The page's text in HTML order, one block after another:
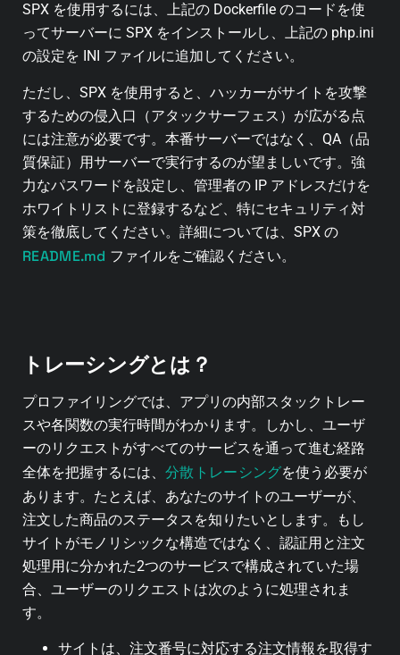
SPX を使用するには、上記の Dockerfile のコードを使
ってサーバーに SPX をインストールし、上記の php.ini
の設定を INI ファイルに追加してください。
ただし、SPX を使用すると、ハッカーがサイトを攻撃
するための侵入口（アタックサーフェス）が広がる点
には注意が必要です。本番サーバーではなく、QA（品
質保証）用サーバーで実行するのが望ましいです。強
力なパスワードを設定し、管理者の IP アドレスだけを
ホワイトリストに登録するなど、特にセキュリティ対
策を徹底してください。詳細については、SPX の
README.md ファイルをご確認ください。
トレーシングとは？
プロファイリングでは、アプリの内部スタックトレー
スや各関数の実行時間がわかります。しかし、ユーザ
ーのリクエストがすべてのサービスを通って進む経路
全体を把握するには、 分散トレーシングを使う必要が
あります。たとえば、あなたのサイトのユーザーが、
注文した商品のステータスを知りたいとします。もし
サイトがモノリシックな構造ではなく、認証用と注文
処理用に分かれた2つのサービスで構成されていた場
合、ユーザーのリクエストは次のように処理されま
す。
サイトは、注文番号に対応する注文情報を取得す